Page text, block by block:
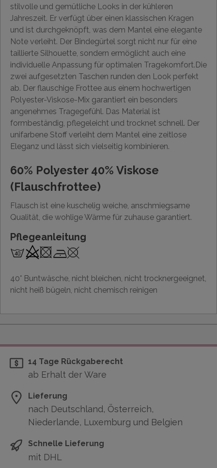
stilvolle und gemütliche Looks in der kühleren
Jahreszeit. Er verfügt über einen klassischen Kragen
und ist durchgeknöpft, was dem Mantel eine elegante
Note verleiht. Der Bindegürtel sorgt nicht nur für eine
taillierte Silhouette, sondern ermöglicht auch eine
individuelle Anpassung für optimalen Tragekomfort.Die
zwei aufgesetzten Taschen runden den Look perfekt
ab. Der flauschige Frottee aus einem hochwertigen
Polyester-Viskose-Mix garantiert ein besonders
angenehmes Tragegefühl. Das Material ist
formbeständig, pflegeleicht und trocknet schnell. Der
unifarbene Stoff verleiht dem Mantel eine zeitlose
Eleganz und lässt sich vielseitig kombinieren.
60% Polyester 40% Viskose
(Flauschfrottee)
Flausch ist eine kuschelig weiche, anschmiegsame
Qualität, die wohlige Wärme für zuhause garantiert.
Pflegeanleitung
40° Buntwäsche, nicht bleichen, nicht trocknergeeignet,
nicht heiß bügeln, nicht chemisch reinigen
14 Tage Rückgaberecht
ab Erhalt der Ware
Lieferung
nach Deutschland, Österreich,
Niederlande, Luxemburg und Belgien
Schnelle Lieferung
mit DHL